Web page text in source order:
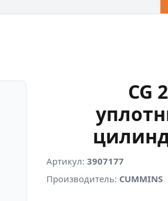
CG
Артикул: 3907177
Производитель: CUMMINS